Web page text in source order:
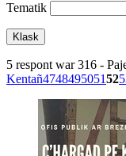
Tematik
5 respont war 316 -
Kentañ474849505152